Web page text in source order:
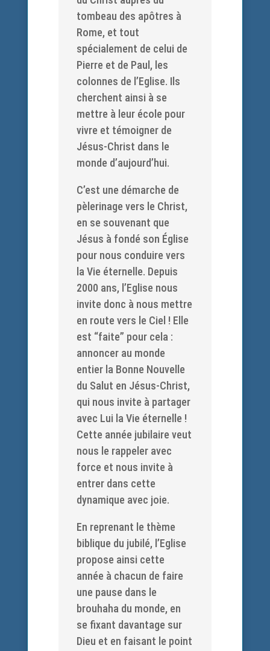
tombeau des apôtres à
Rome, et tout
spécialement de celui de
Pierre et de Paul, les
colonnes de l’Eglise. Ils
cherchent ainsi à se
mettre à leur école pour
vivre et témoigner de
Jésus-Christ dans le
monde d’aujourd’hui.
C’est une démarche de
pèlerinage vers le Christ,
en se souvenant que
Jésus à fondé son Église
pour nous conduire vers
la Vie éternelle. Depuis
2000 ans, l’Eglise nous
invite donc à nous mettre
en route vers le Ciel ! Elle
est “faite” pour cela :
annoncer au monde
entier la Bonne Nouvelle
du Salut en Jésus-Christ,
qui nous invite à partager
avec Lui la Vie éternelle !
Cette année jubilaire veut
nous le rappeler avec
force et nous invite à
entrer dans cette
dynamique avec joie.
En reprenant le thème
biblique du jubilé, l’Eglise
propose ainsi cette
année à chacun de faire
une pause dans le
brouhaha du monde, en
se fixant davantage sur
Dieu et en faisant le point